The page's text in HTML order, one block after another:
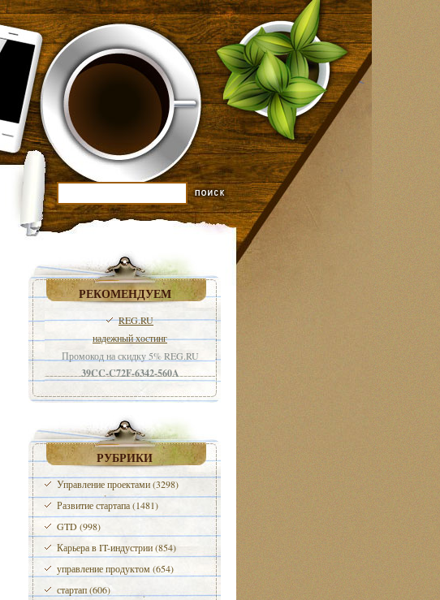
РЕКОМЕНДУЕМ
REG.RU
надежный хостинг
Промокод на скидку 5% REG.RU
39CC-C72F-6342-560A
РУБРИКИ
Управление проектами (3298)
Развитие стартапа (1481)
GTD (998)
Карьера в IT-индустрии (854)
управление продуктом (654)
стартап (606)